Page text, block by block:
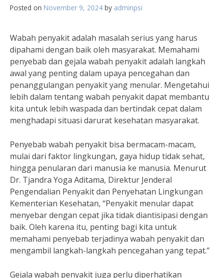
Posted on November 9, 2024 by adminpsi
Wabah penyakit adalah masalah serius yang harus
dipahami dengan baik oleh masyarakat. Memahami
penyebab dan gejala wabah penyakit adalah langkah
awal yang penting dalam upaya pencegahan dan
penanggulangan penyakit yang menular. Mengetahui
lebih dalam tentang wabah penyakit dapat membantu
kita untuk lebih waspada dan bertindak cepat dalam
menghadapi situasi darurat kesehatan masyarakat.
Penyebab wabah penyakit bisa bermacam-macam,
mulai dari faktor lingkungan, gaya hidup tidak sehat,
hingga penularan dari manusia ke manusia. Menurut
Dr. Tjandra Yoga Aditama, Direktur Jenderal
Pengendalian Penyakit dan Penyehatan Lingkungan
Kementerian Kesehatan, “Penyakit menular dapat
menyebar dengan cepat jika tidak diantisipasi dengan
baik. Oleh karena itu, penting bagi kita untuk
memahami penyebab terjadinya wabah penyakit dan
mengambil langkah-langkah pencegahan yang tepat.”
Gejala wabah penyakit juga perlu diperhatikan